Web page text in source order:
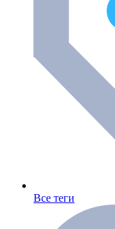
Все теги